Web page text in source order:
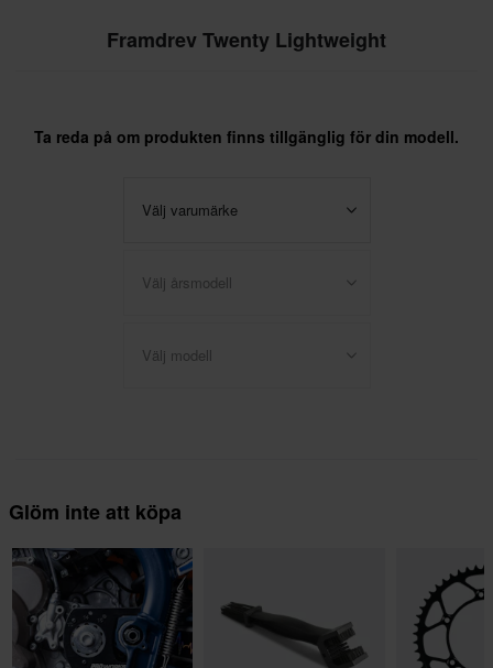
Framdrev Twenty Lightweight
Ta reda på om produkten finns tillgänglig för din modell.
Välj varumärke
Välj årsmodell
Välj modell
Glöm inte att köpa